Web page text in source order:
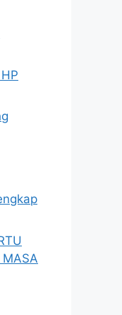
MASA